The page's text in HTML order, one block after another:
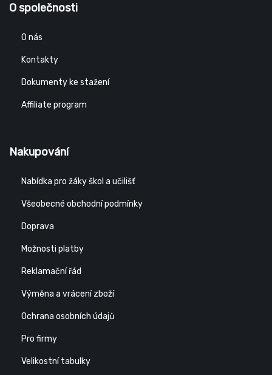
O společnosti
O nás
Kontakty
Dokumenty ke stažení
Affiliate program
Nakupování
Nabídka pro žáky škol a učilišť
Všeobecné obchodní podmínky
Doprava
Možnosti platby
Reklamační řád
Výměna a vrácení zboží
Ochrana osobních údajů
Pro firmy
Velikostní tabulky